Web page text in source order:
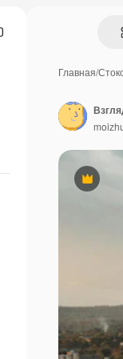
Главная/
Премиум